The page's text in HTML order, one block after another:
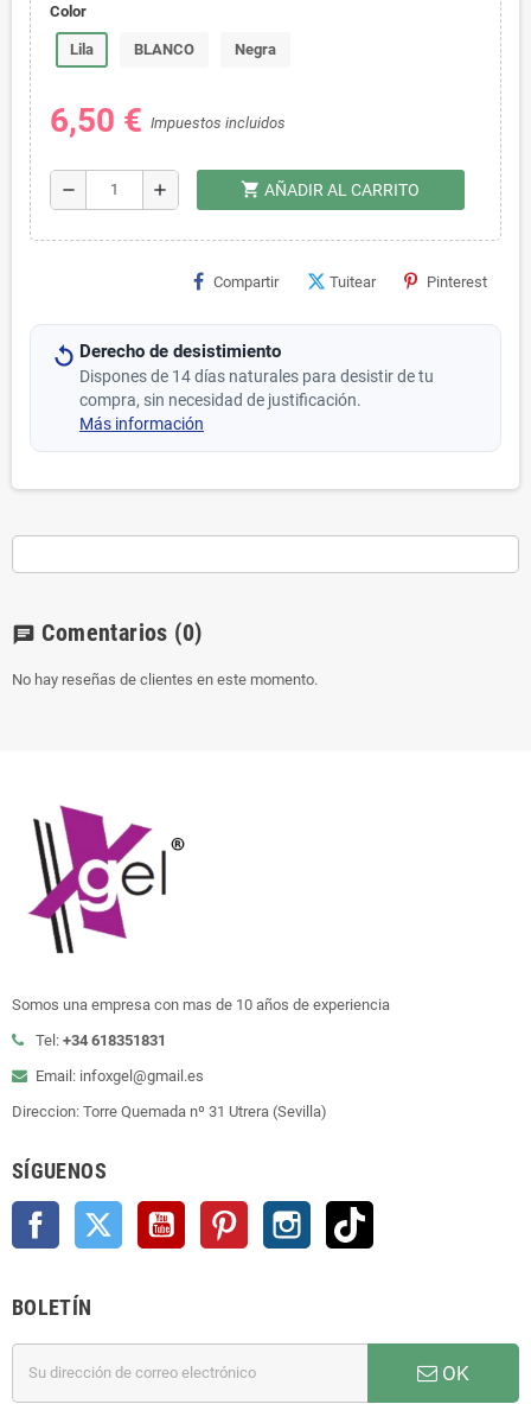
Color
Lila BLANCO Negra
6,50 € Impuestos incluidos
remove add shopping_cart AÑADIR AL CARRITO
Compartir Tuitear Pinterest
Derecho de desistimiento
Dispones de 14 días naturales para desistir de tu
compra, sin necesidad de justificación.
Más información
chat Comentarios (0)
No hay reseñas de clientes en este momento.
Somos una empresa con mas de 10 años de experiencia
Tel: +34 618351831
Email: infoxgel@gmail.es
Direccion: Torre Quemada nº 31 Utrera (Sevilla)
SÍGUENOS
Facebook Twitter YouTube Pinterest Instagram
BOLETÍN
OK